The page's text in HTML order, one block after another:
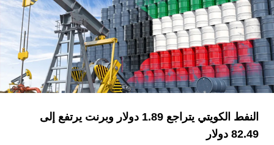
النفط الكويتي يتراجع 1.89 دولار وبرنت يرتفع إلى
82.49 دولار